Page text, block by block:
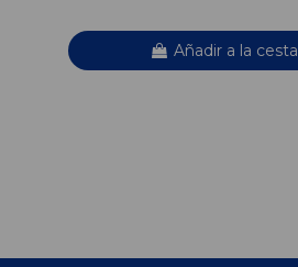
Añadir a la cesta